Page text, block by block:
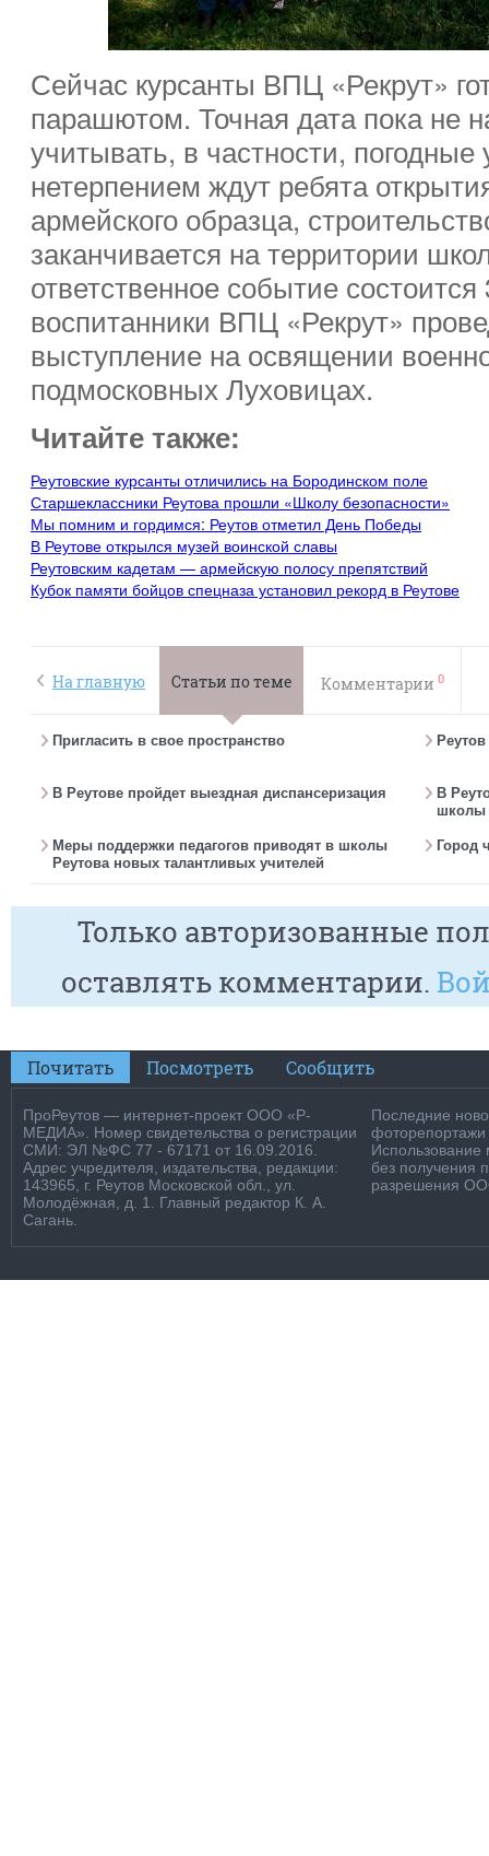
Сейчас курсанты ВПЦ «Рекрут»
парашютом. Точная дата пока не
учитывать, в частности,
нетерпением ждут ребята
армейского образца,
заканчивается на территории
ответственное событие состоится
воспитанники ВПЦ «Рекрут»
выступление на освящении
подмосковных Луховицах.
Читайте также:
Реутовские курсанты отличились на Бородинском поле
Старшеклассники Реутова прошли «Школу безопасности»
Мы помним и гордимся: Реутов отметил День Победы
В Реутове открылся музей воинской славы
Реутовским кадетам — армейскую полосу препятствий
Кубок памяти бойцов спецназа установил рекорд в Реутове
На главную Статьи по теме Комментарии 0
Пригласить в свое пространство
В Реутове пройдет выездная диспансеризация
В
школы
Меры поддержки педагогов приводят в школы
Реутова новых талантливых учителей
Город
Только авторизованные
оставлять комментарии.
Почитать Посмотреть Сообщить
ПроРеутов — интернет-проект ООО «Р-
МЕДИА». Номер свидетельства о регистрации
СМИ: ЭЛ №ФС 77 - 67171 от 16.09.2016.
Адрес учредителя, издательства, редакции:
143965, г. Реутов Московской обл., ул.
Молодёжная, д. 1. Главный редактор К. А.
Сагань.
Последние
фоторепортажи
Использование
без получения
разрешения